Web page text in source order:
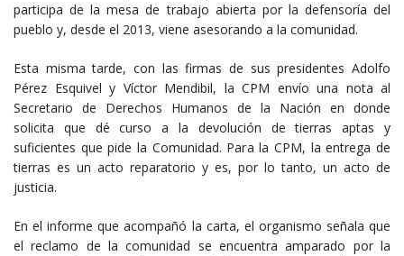
participa de la mesa de trabajo abierta por la defensoría del
pueblo y, desde el 2013, viene asesorando a la comunidad.
Esta misma tarde, con las firmas de sus presidentes Adolfo
Pérez Esquivel y Víctor Mendibil, la CPM envío una nota al
Secretario de Derechos Humanos de la Nación en donde
solicita que dé curso a la devolución de tierras aptas y
suficientes que pide la Comunidad. Para la CPM, la entrega de
tierras es un acto reparatorio y es, por lo tanto, un acto de
justicia.
En el informe que acompañó la carta, el organismo señala que
el reclamo de la comunidad se encuentra amparado por la